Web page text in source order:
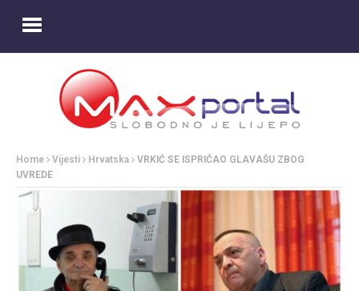
Home Vijesti Hrvatska
VRKIĆ SE ISPRIČAO GLAVAŠU ZBOG
UVREDE